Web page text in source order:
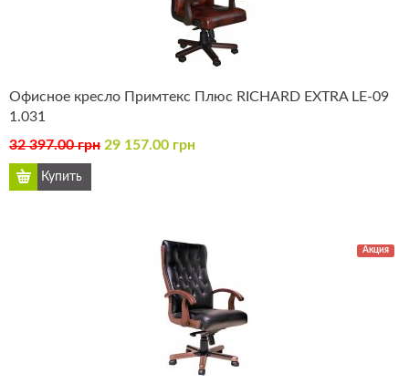
Офисное кресло Примтекс Плюс RICHARD EXTRA LE-09
1.031
32 397.00 грн 29 157.00 грн
Акция